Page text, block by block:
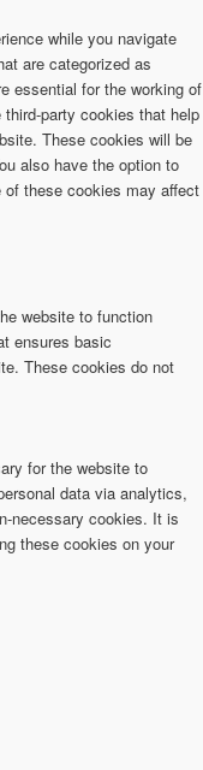
while you navigate
are categorized as
essential for the working of
party cookies that help
These cookies will be
also have the option to
these cookies may affect
website to function
ensures basic
These cookies do not
for the website to
data via analytics,
necessary cookies. It is
these cookies on your